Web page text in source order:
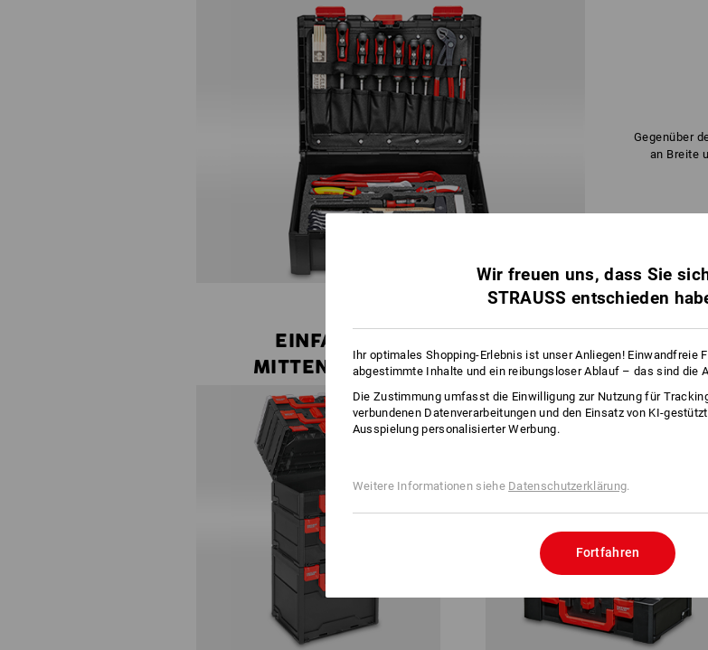
Gegenüber
an Breite
EINFACH
MITTEN REIN
GUTE VERBINDUNG
Wir freuen uns, dass Sie
STRAUSS entschieden
Ihr optimales Shopping-Erlebnis ist unser Anliegen! Einwandfreie
abgestimmte Inhalte und ein reibungsloser Ablauf – das sind die
Die Zustimmung umfasst die Einwilligung zur Nutzung für
verbundenen Datenverarbeitungen und den Einsatz von KI-
Ausspielung personalisierter Werbung.
Weitere Informationen siehe Datenschutzerklärung.
Fortfahren